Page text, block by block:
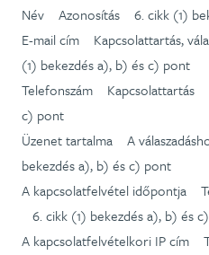
Név Azonosítás 6. cikk (1)
E-mail cím Kapcsolattartás,
(1) bekezdés a), b) és c) pont
Telefonszám Kapcsolattartás
c) pont
Üzenet tartalma A
bekezdés a), b) és c) pont
A kapcsolatfelvétel időpontja
6. cikk (1) bekezdés a), b) és
A kapcsolatfelvételkori IP cím